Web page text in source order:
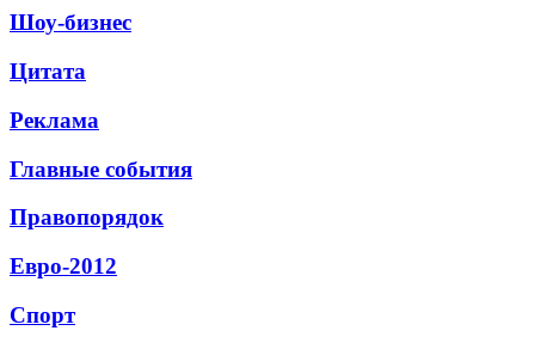
Шоу-бизнес
Цитата
Реклама
Главные события
Правопорядок
Евро-2012
Спорт